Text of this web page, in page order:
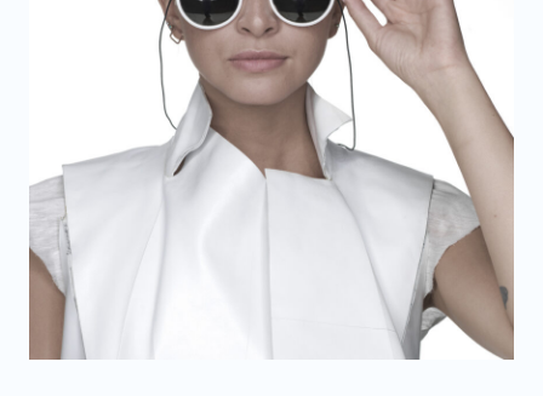
unbegrenzte Möglichkeiten auf höchstem Niveau.